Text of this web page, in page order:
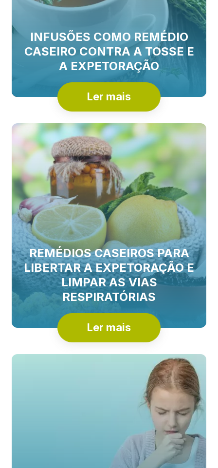
INFUSÕES COMO REMÉDIO
CASEIRO CONTRA A TOSSE E
A EXPETORAÇÃO
Ler mais
REMÉDIOS CASEIROS PARA
LIBERTAR A EXPETORAÇÃO E
LIMPAR AS VIAS
RESPIRATÓRIAS
Ler mais